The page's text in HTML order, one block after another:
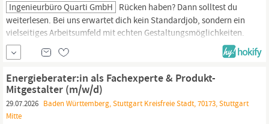
Ingenieurbüro Quarti GmbH Rücken haben? Dann solltest du
weiterlesen. Bei uns erwartet dich kein Standardjob, sondern ein
vielseitiges Arbeitsumfeld mit echten Gestaltungsmöglichkeiten.
Wir sind seit über 40 Jahren ein gefragter Partner für Tragwerks-
und Energieplanung in
Wir planen vielseitig, sowohl
Energieberater:in als Fachexperte & Produkt-
Mitgestalter (m/w/d)
29.07.2026 Baden Württemberg, Stuttgart Kreisfreie Stadt, 70173, Stuttgart
Mitte